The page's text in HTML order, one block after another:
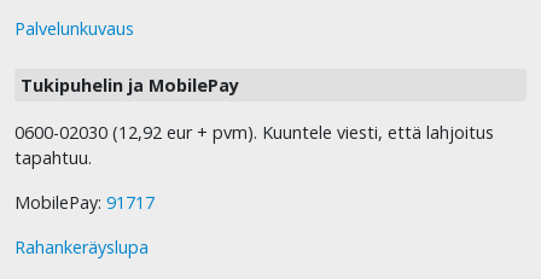
Palvelunkuvaus
Tukipuhelin ja MobilePay
0600-02030 (12,92 eur + pvm). Kuuntele viesti, että lahjoitus
tapahtuu.
MobilePay: 91717
Rahankeräyslupa